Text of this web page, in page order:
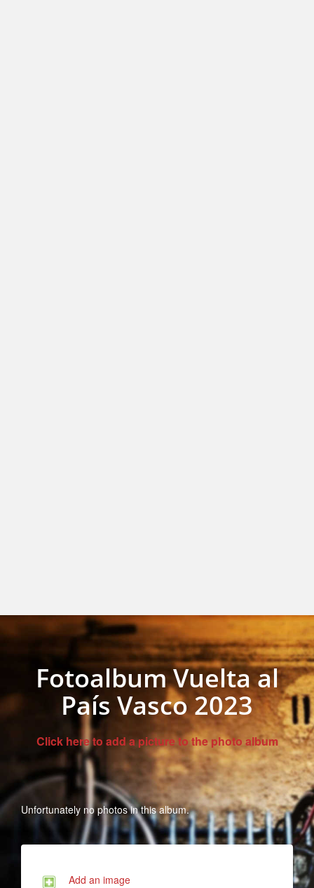
Fotoalbum Vuelta al
País Vasco 2023
Click here to add a picture to the photo album
Unfortunately no photos in this album.
Add an image